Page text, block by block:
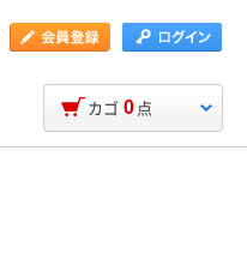
カゴ 0 点